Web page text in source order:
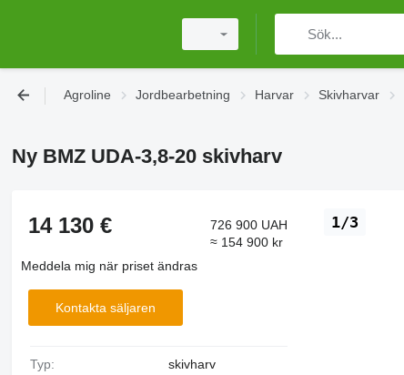
Agroline Jordbearbetning Harvar Skivharvar
Ny BMZ UDA-3,8-20 skivharv
1/3
14 130 €
726 900 UAH
≈ 154 900 kr
Meddela mig när priset ändras
Kontakta säljaren
Typ: skivharv